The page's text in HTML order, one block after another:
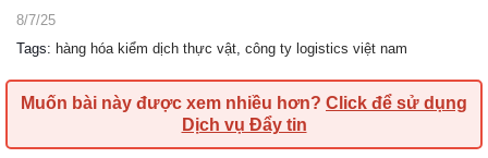
8/7/25
Tags: hàng hóa kiểm dịch thực vật, công ty logistics việt nam
Muốn bài này được xem nhiều hơn? Click để sử dụng
Dịch vụ Đẩy tin